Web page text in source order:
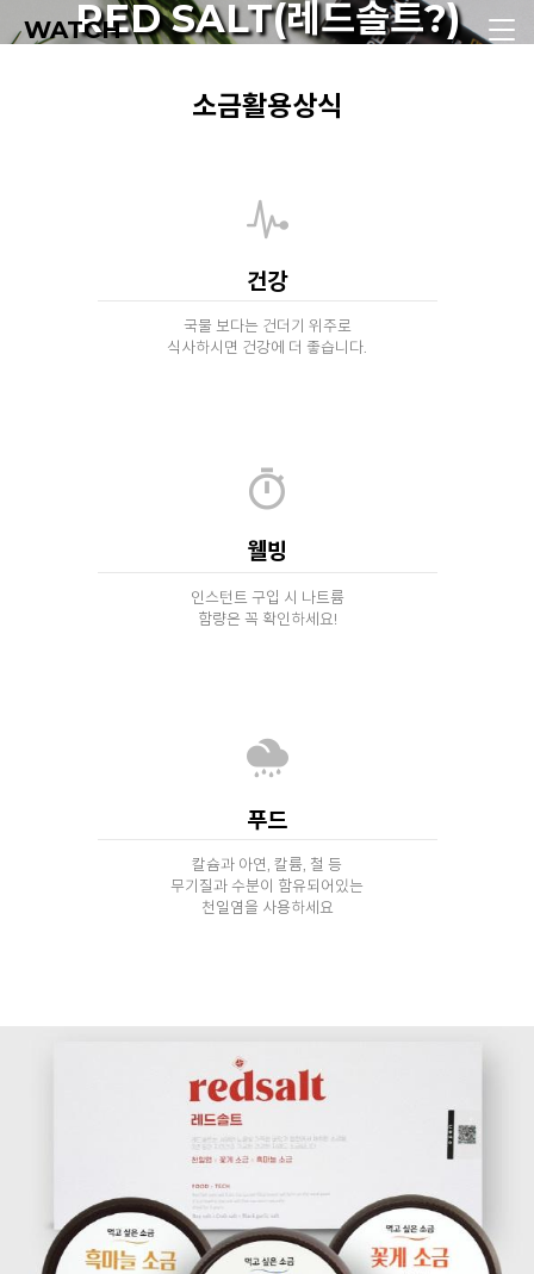
WATCHRED SALT(레드솔트?)
소금활용상식
건강
국물 보다는 건더기 위주로
식사하시면 건강에 더 좋습니다.
웰빙
인스턴트 구입 시 나트륨
함량은 꼭 확인하세요!
푸드
칼슘과 아연, 칼륨, 철 등
무기질과 수분이 함유되어있는
천일염을 사용하세요